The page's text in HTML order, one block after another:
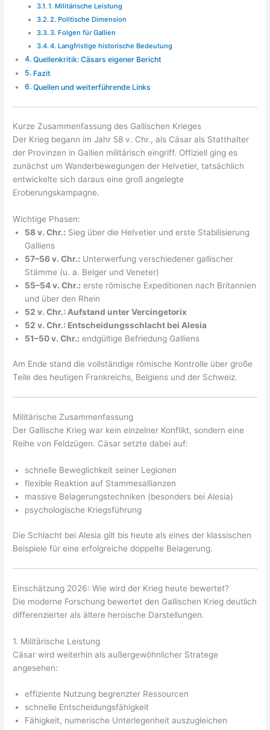
1. Militärische Leistung
2. Politische Dimension
3. Folgen für Gallien
4. Langfristige historische Bedeutung
Quellenkritik: Cäsars eigener Bericht
Fazit
Quellen und weiterführende Links
Kurze Zusammenfassung des Gallischen Krieges
Der Krieg begann im Jahr 58 v. Chr., als Cäsar als Statthalter
der Provinzen in Gallien militärisch eingriff. Offiziell ging es
zunächst um Wanderbewegungen der Helvetier, tatsächlich
entwickelte sich daraus eine groß angelegte
Eroberungskampagne.
Wichtige Phasen:
58 v. Chr.: Sieg über die Helvetier und erste Stabilisierung
Galliens
57–56 v. Chr.: Unterwerfung verschiedener gallischer
Stämme (u. a. Belger und Veneter)
55–54 v. Chr.: erste römische Expeditionen nach Britannien
und über den Rhein
52 v. Chr.: Aufstand unter Vercingetorix
52 v. Chr.: Entscheidungsschlacht bei Alesia
51–50 v. Chr.: endgültige Befriedung Galliens
Am Ende stand die vollständige römische Kontrolle über große
Teile des heutigen Frankreichs, Belgiens und der Schweiz.
Militärische Zusammenfassung
Der Gallische Krieg war kein einzelner Konflikt, sondern eine
Reihe von Feldzügen. Cäsar setzte dabei auf:
schnelle Beweglichkeit seiner Legionen
flexible Reaktion auf Stammesallianzen
massive Belagerungstechniken (besonders bei Alesia)
psychologische Kriegsführung
Die Schlacht bei Alesia gilt bis heute als eines der klassischen
Beispiele für eine erfolgreiche doppelte Belagerung.
Einschätzung 2026: Wie wird der Krieg heute bewertet?
Die moderne Forschung bewertet den Gallischen Krieg deutlich
differenzierter als ältere heroische Darstellungen.
1. Militärische Leistung
Cäsar wird weiterhin als außergewöhnlicher Stratege
angesehen:
effiziente Nutzung begrenzter Ressourcen
schnelle Entscheidungsfähigkeit
Fähigkeit, numerische Unterlegenheit auszugleichen